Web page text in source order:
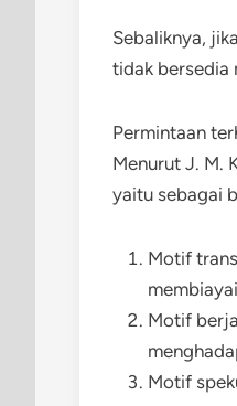
Sebaliknya,
tidak bersedia
Permintaan
Menurut J. M.
yaitu sebagai
Motif
Motif
Motif